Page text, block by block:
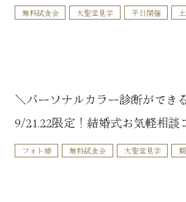
無料試食会 大聖堂見学 平日開催
＼パーソナルカラー診断ができ
9/21.22限定！結婚式お気軽相談
フォト婚 無料試食会 大聖堂見学